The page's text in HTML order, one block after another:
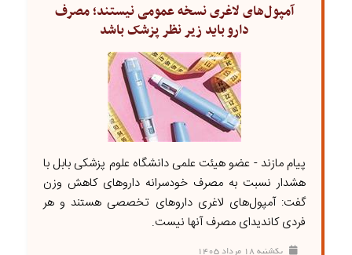
آمپول‌های لاغری نسخه عمومی نیستند؛ مصرف
دارو باید زیر نظر پزشک باشد
پیام مازند - عضو هیئت علمی دانشگاه علوم پزشکی بابل با
هشدار نسبت به مصرف خودسرانه داروهای کاهش وزن
گفت: آمپول‌های لاغری داروهای تخصصی هستند و هر
فردی کاندیدای مصرف آنها نیست.
يکشنبه ۱۸ مرداد ۱۴۰۵